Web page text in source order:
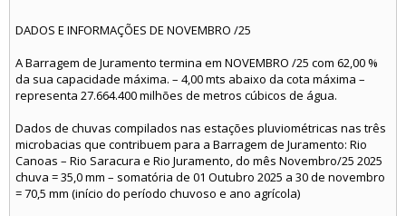
DADOS E INFORMAÇÕES DE NOVEMBRO /25
A Barragem de Juramento termina em NOVEMBRO /25 com 62,00 %
da sua capacidade máxima. – 4,00 mts abaixo da cota máxima –
representa 27.664.400 milhões de metros cúbicos de água.
Dados de chuvas compilados nas estações pluviométricas nas três
microbacias que contribuem para a Barragem de Juramento: Rio
Canoas – Rio Saracura e Rio Juramento, do mês Novembro/25 2025
chuva = 35,0 mm – somatória de 01 Outubro 2025 a 30 de novembro
= 70,5 mm (início do período chuvoso e ano agrícola)